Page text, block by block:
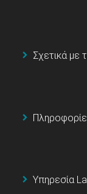
Σχετικά με
Υπηρεσία